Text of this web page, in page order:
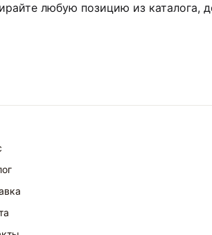
любую позицию из каталога,